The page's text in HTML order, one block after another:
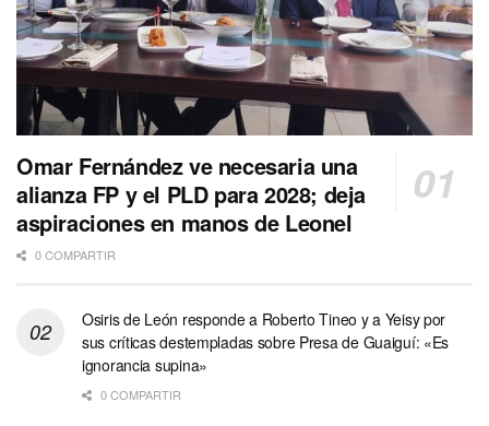
Omar Fernández ve necesaria una
alianza FP y el PLD para 2028; deja
aspiraciones en manos de Leonel
0 COMPARTIR
Osiris de León responde a Roberto Tineo y a Yeisy por
sus críticas destempladas sobre Presa de Guaiguí: «Es
ignorancia supina»
0 COMPARTIR